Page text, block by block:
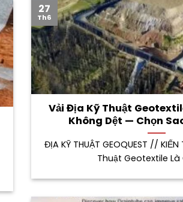
Vải Địa Kỹ Thuật
Không Dệt — Chọn
ĐỊA KỸ THUẬT GEOQUEST //
Thuật Geotextile Là
27
Th6